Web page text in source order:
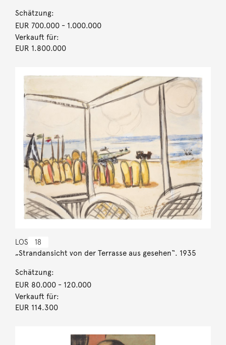
Schätzung:
EUR 700.000- 1.000.000
Verkauft für:
EUR 1.800.000
LOS 18
„Strandansicht von der Terrasse aus gesehen“. 1935
Schätzung:
EUR 80.000- 120.000
Verkauft für:
EUR 114.300